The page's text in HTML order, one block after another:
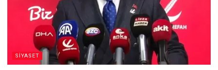
SİYASET